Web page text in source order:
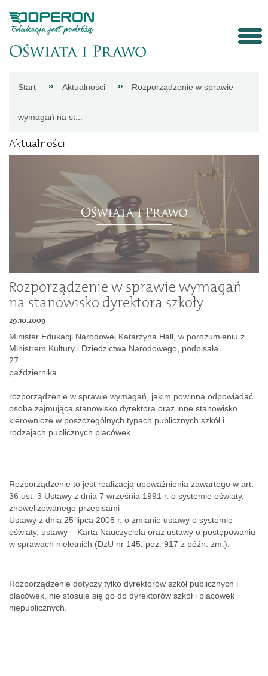
Aktualności
eksperta
Procedury
Dokumenty
O
serwisie
Kontakt
Zaloguj
Start Aktualności Rozporządzenie w sprawie
wymagań na st...
Aktualności
Rozporządzenie w sprawie wymagań
na stanowisko dyrektora szkoły
29.10.2009
Minister Edukacji Narodowej Katarzyna Hall, w porozumieniu z
Ministrem Kultury i Dziedzictwa Narodowego, podpisała
27
października
rozporządzenie w sprawie wymagań, jakim powinna odpowiadać
osoba zajmująca stanowisko dyrektora oraz inne stanowisko
kierownicze w poszczególnych typach publicznych szkół i
rodzajach publicznych placówek.
Rozporządzenie to jest realizacją upoważnienia zawartego w art.
36 ust. 3 Ustawy z dnia 7 września 1991 r. o systemie oświaty,
znowelizowanego przepisami
Ustawy z dnia 25 lipca 2008 r. o zmianie ustawy o systemie
oświaty, ustawy – Karta Nauczyciela oraz ustawy o postępowaniu
w sprawach nieletnich (DzU nr 145, poz. 917 z późn. zm.).
Rozporządzenie dotyczy tylko dyrektorów szkół publicznych i
placówek, nie stosuje się go do dyrektorów szkół i placówek
niepublicznych.